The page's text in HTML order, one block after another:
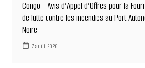
Congo – Avis d’Appel d’Offres pour la
de lutte contre les incendies au Port
Noire
7 août 2026